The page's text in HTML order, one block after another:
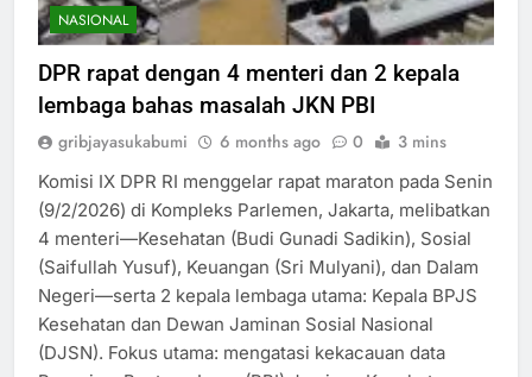
NASIONAL
DPR rapat dengan 4 menteri dan 2 kepala
lembaga bahas masalah JKN PBI
gribjayasukabumi 6 months ago 0 3 mins
Komisi IX DPR RI menggelar rapat maraton pada Senin
(9/2/2026) di Kompleks Parlemen, Jakarta, melibatkan
4 menteri—Kesehatan (Budi Gunadi Sadikin), Sosial
(Saifullah Yusuf), Keuangan (Sri Mulyani), dan Dalam
Negeri—serta 2 kepala lembaga utama: Kepala BPJS
Kesehatan dan Dewan Jaminan Sosial Nasional
(DJSN). Fokus utama: mengatasi kekacauan data